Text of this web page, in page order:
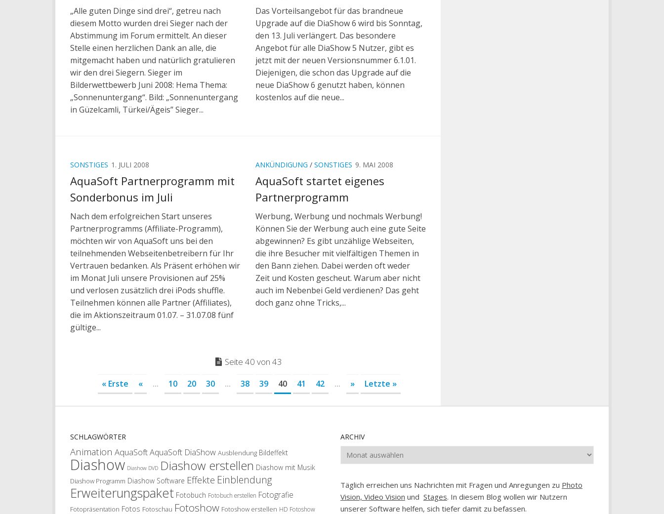
„Alle guten Dinge sind drei“, getreu nach
diesem Motto wurden drei Sieger nach der
Abstimmung im Forum ermittelt. An dieser
Stelle einen herzlichen Dank an alle, die
mitgemacht haben und natürlich gratulieren
wir den drei Siegern. Sieger im
Bilderwettbewerb Juni 2008: Hema Thema:
„Sonnenuntergang“. Bild: „Sonnenuntergang
in Güzelcamli, Türkei/Ägeis” Sieger...
Das Vorteilsangebot für das brandneue
Upgrade auf die DiaShow 6 wird bis Sonntag,
den 13. Juli verlängert. Das besondere
Angebot für alle DiaShow 5 Nutzer, gibt es
jetzt mit der neuen Versionsnummer 6.1.01.
Diejenigen, die schon das Upgrade auf die
neue DiaShow 6 genutzt haben, können
kostenlos auf die neue...
SONSTIGES 1. JULI 2008
AquaSoft Partnerprogramm mit
Sonderbonus im Juli
Nach dem erfolgreichen Start unseres
Partnerprogramms (Affiliate-Programm),
möchten wir von AquaSoft uns bei den
teilnehmenden Webseitenbetreibern für Ihr
Vertrauen bedanken. Als Präsent erhöhen wir
im Monat Juli unsere Provisionen auf 25%
und verlosen zusätzlich drei iPods shuffle.
Teilnehmen können alle Partner (Affiliates),
die im Aktionszeitraum 01.07. – 31.07.08 fünf
gültige...
ANKÜNDIGUNG / SONSTIGES 9. MAI 2008
AquaSoft startet eigenes
Partnerprogramm
Werbung, Werbung und nochmals Werbung!
Können Sie der Werbung auch eine gute Seite
abgewinnen? Es gibt unzählige Webseiten,
die ihre Besucher mit vielfältigen Themen in
den Bann ziehen. Dabei werden oft weder
Zeit und Kosten gescheut. Warum aber nicht
auch im Nebenbei Geld verdienen? Das geht
doch ganz ohne Tricks,...
Seite 40 von 43
« Erste « ... 10 20 30 ... 38 39 40 41 42 ... » Letzte »
SCHLAGWÖRTER
Animation AquaSoftAquaSoft DiaShow Ausblendung Bildeffekt
Diashow Diashow DVD Diashow erstellen Diashow mit Musik
Diashow Programm Diashow Software Effekte Einblendung
Erweiterungspaket Fotobuch Fotobuch erstellen Fotografie
Fotopräsentation Fotos Fotoschau Fotoshow Fotoshow erstellen HD Fotoshow
ARCHIV
Archiv
Täglich erreichen uns Nachrichten mit Fragen und Anregungen zu Photo
Vision, Video Vision und Stages. In diesem Blog wollen wir Nutzern
unserer Software helfen, sich tiefer damit zu befassen.